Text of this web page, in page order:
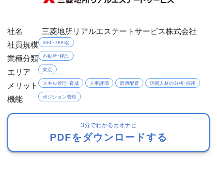
社名
三菱地所リアルエステートサービス株式会社
社員規模
300～999名
業種分類 不動産・建設
エリア 東京
メリット スキル管理・育成 人事評価 最適配置 活躍人材の分析・採用
機能 ポジション管理
3分でわかるカオナビ
PDFをダウンロードする